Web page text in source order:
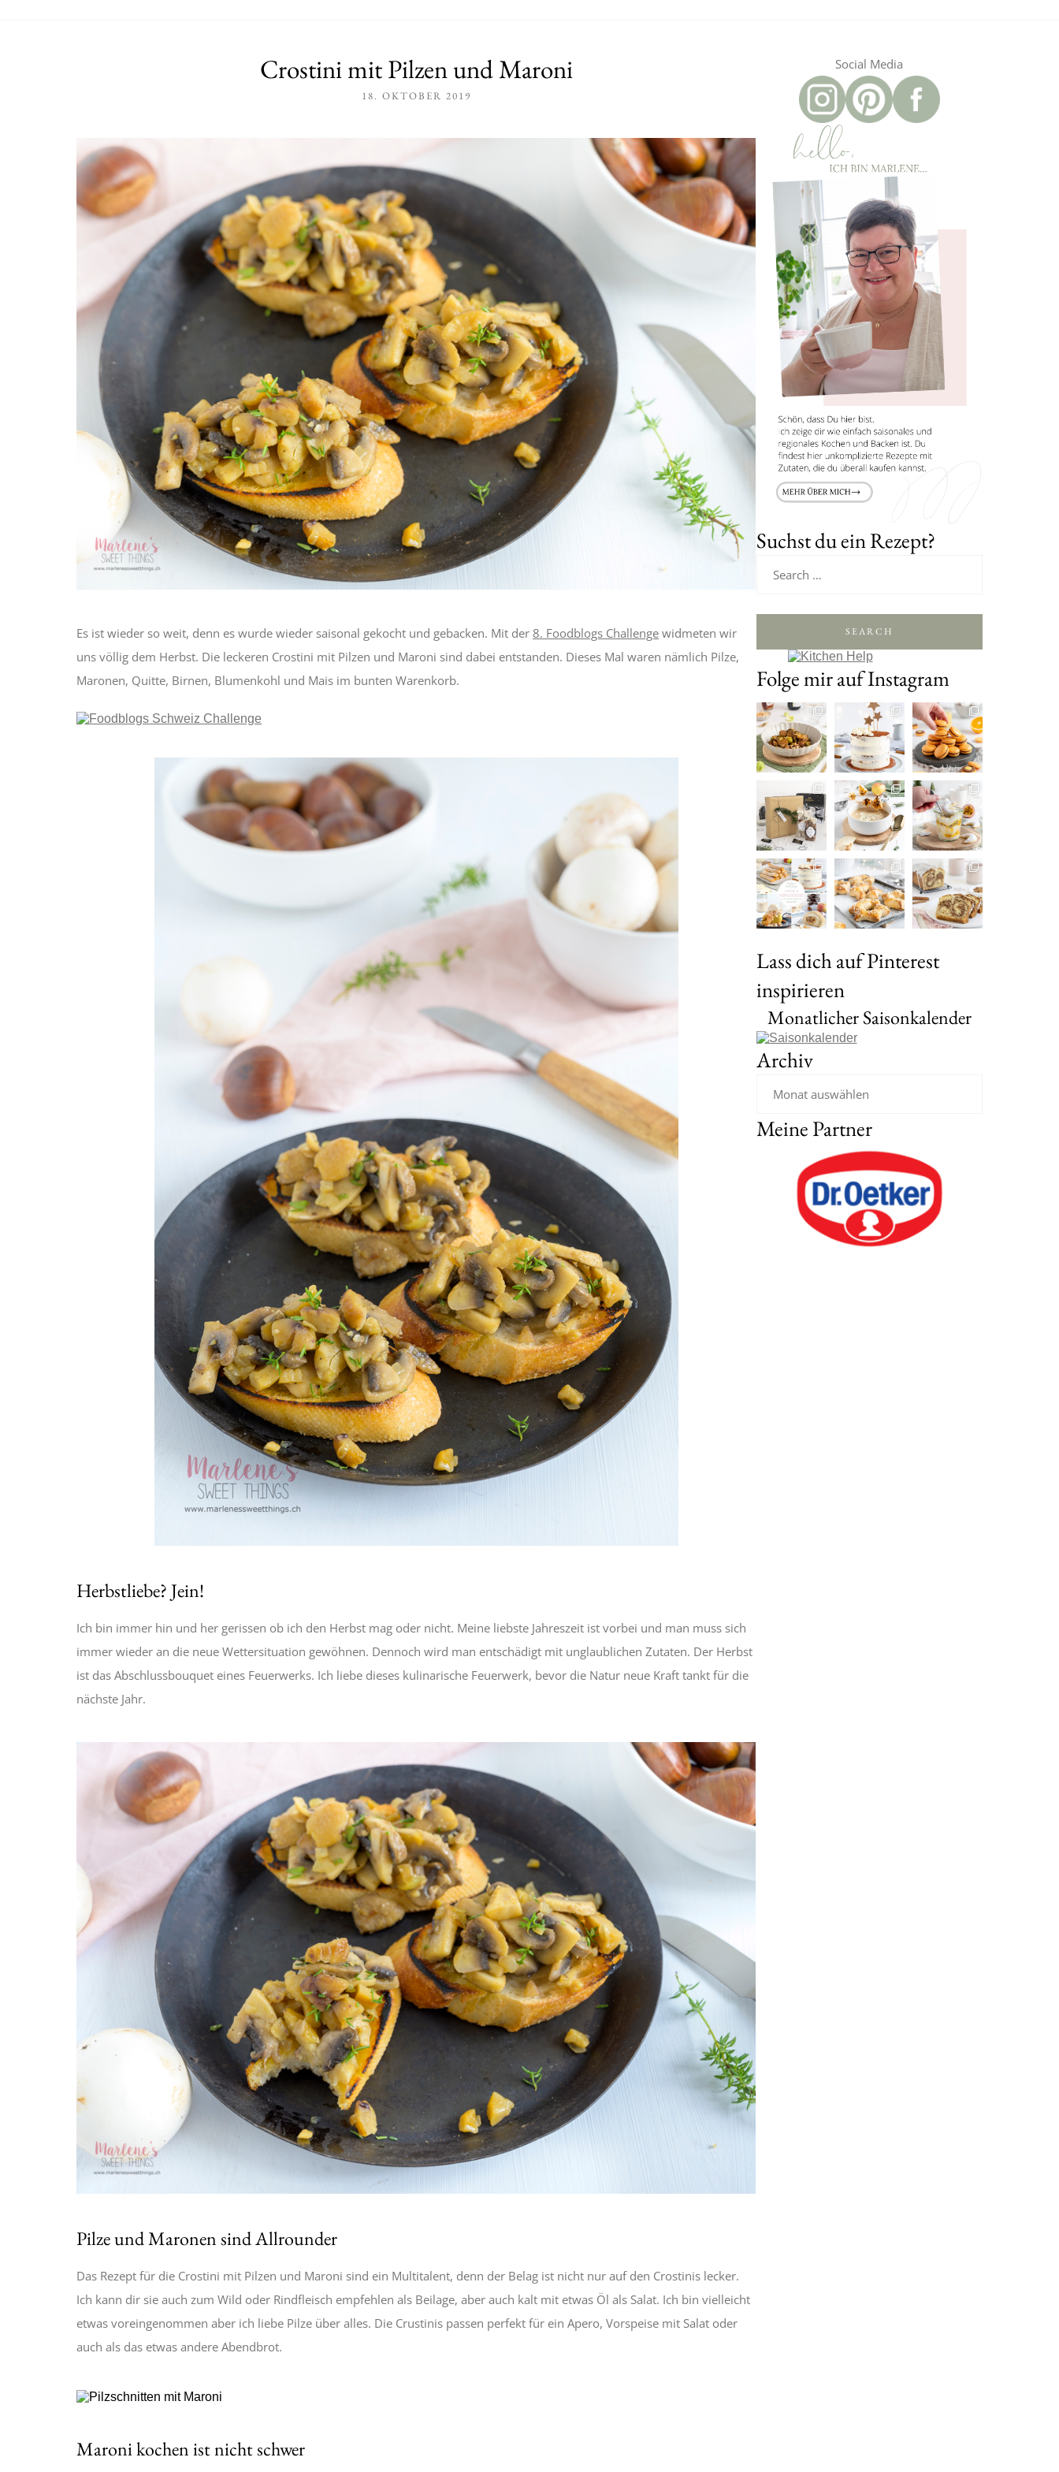
Crostini mit Pilzen und Maroni
18. OKTOBER 2019
Es ist wieder so weit, denn es wurde wieder saisonal gekocht und gebacken. Mit der 8. Foodblogs Challenge widmeten wir
uns völlig dem Herbst. Die leckeren Crostini mit Pilzen und Maroni sind dabei entstanden. Dieses Mal waren nämlich Pilze,
Maronen, Quitte, Birnen, Blumenkohl und Mais im bunten Warenkorb.
Herbstliebe? Jein!
Ich bin immer hin und her gerissen ob ich den Herbst mag oder nicht. Meine liebste Jahreszeit ist vorbei und man muss sich
immer wieder an die neue Wettersituation gewöhnen. Dennoch wird man entschädigt mit unglaublichen Zutaten. Der Herbst
ist das Abschlussbouquet eines Feuerwerks. Ich liebe dieses kulinarische Feuerwerk, bevor die Natur neue Kraft tankt für die
nächste Jahr.
Pilze und Maronen sind Allrounder
Das Rezept für die Crostini mit Pilzen und Maroni sind ein Multitalent, denn der Belag ist nicht nur auf den Crostinis lecker.
Ich kann dir sie auch zum Wild oder Rindfleisch empfehlen als Beilage, aber auch kalt mit etwas Öl als Salat. Ich bin vielleicht
etwas voreingenommen aber ich liebe Pilze über alles. Die Crustinis passen perfekt für ein Apero, Vorspeise mit Salat oder
auch als das etwas andere Abendbrot.
Maroni kochen ist nicht schwer
Social Media
Suchst du ein Rezept?
SEARCH
Folge mir auf Instagram
Lass dich auf Pinterest
inspirieren
Monatlicher Saisonkalender
Archiv
Meine Partner